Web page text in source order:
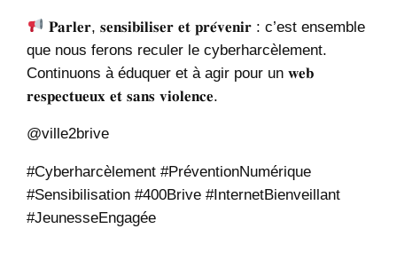
𝐏𝐚𝐫𝐥𝐞𝐫, 𝐬𝐞𝐧𝐬𝐢𝐛𝐢𝐥𝐢𝐬𝐞𝐫 𝐞𝐭 𝐩𝐫𝐞́𝐯𝐞𝐧𝐢𝐫 : c’est ensemble
que nous ferons reculer le cyberharcèlement.
Continuons à éduquer et à agir pour un 𝐰𝐞𝐛
𝐫𝐞𝐬𝐩𝐞𝐜𝐭𝐮𝐞𝐮𝐱 𝐞𝐭 𝐬𝐚𝐧𝐬 𝐯𝐢𝐨𝐥𝐞𝐧𝐜𝐞.
@ville2brive
#Cyberharcèlement #PréventionNumérique
#Sensibilisation #400Brive #InternetBienveillant
#JeunesseEngagée